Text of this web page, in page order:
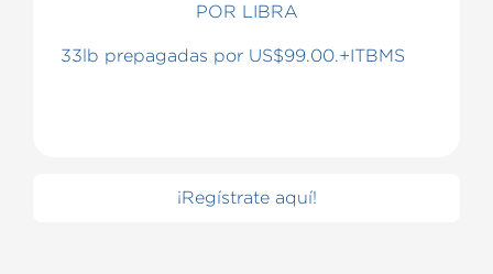
POR LIBRA
33lb prepagadas por US$99.00.+ITBMS
¡Regístrate aquí!